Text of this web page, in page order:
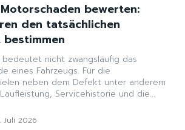
bewerten:
den tatsächlichen
bestimmen
nicht zwangsläufig das
eines Fahrzeugs. Für die
neben dem Defekt unter anderem
Servicehistorie und die...
Juli 2026